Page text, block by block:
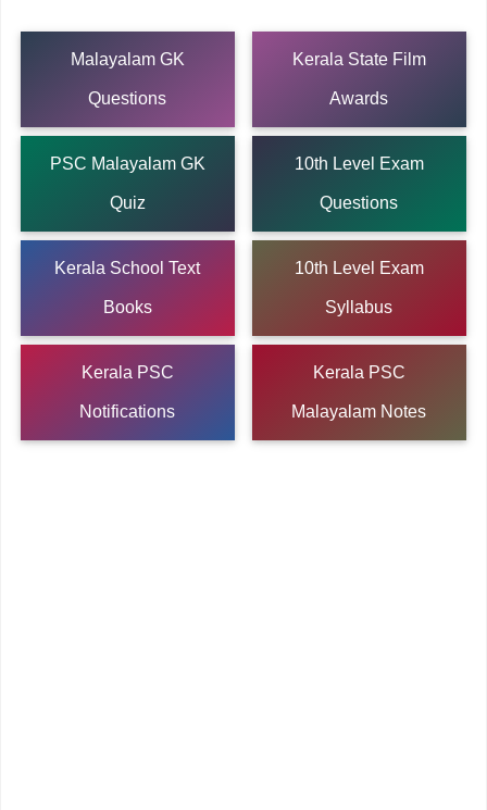
Malayalam GK
Questions
Kerala State Film
Awards
PSC Malayalam GK
Quiz
10th Level Exam
Questions
Kerala School Text
Books
10th Level Exam
Syllabus
Kerala PSC
Notifications
Kerala PSC
Malayalam Notes